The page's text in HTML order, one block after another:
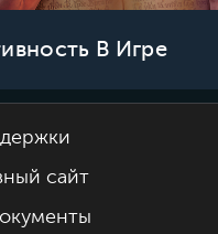
В Игре
сайт